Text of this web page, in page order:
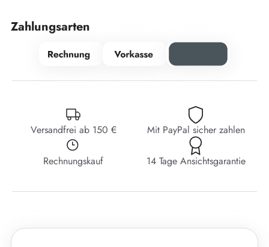
Zahlungsarten
Versandfrei ab 150 € Mit PayPal sicher zahlen
Rechnungskauf 14 Tage Ansichtsgarantie